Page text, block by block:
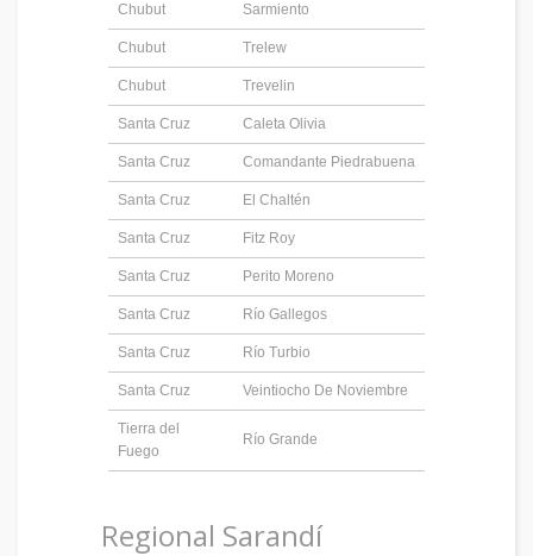
Chubut Sarmiento
Chubut Trelew
Chubut Trevelin
Santa Cruz Caleta Olivia
Santa Cruz Comandante Piedrabuena
Santa Cruz El Chaltén
Santa Cruz Fitz Roy
Santa Cruz Perito Moreno
Santa Cruz Río Gallegos
Santa Cruz Río Turbio
Santa Cruz Veintiocho De Noviembre
Tierra del
Fuego
Río Grande
Regional Sarandí